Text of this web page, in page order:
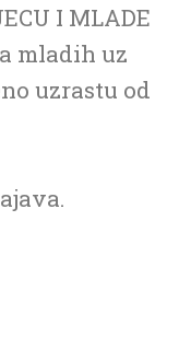
I MLADE
mladih uz
uzrastu od